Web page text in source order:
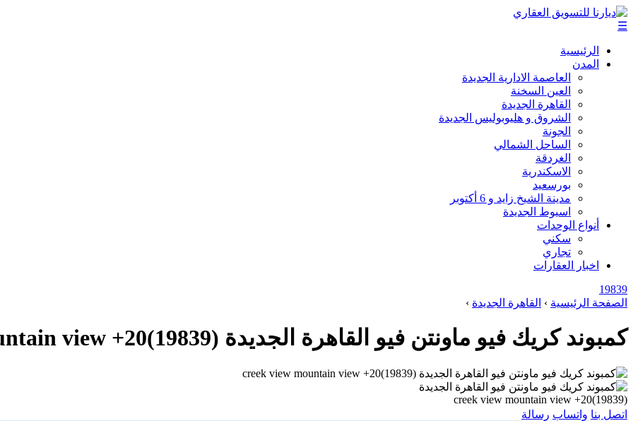
☰
الرئيسية
المدن
العاصمة الادارية الجديدة
العين السخنة
القاهرة الجديدة
الشروق و هليوبوليس الجديدة
الجونة
الساحل الشمالي
الغردقة
الاسكندرية
بورسعيد
مدينة الشيخ زايد و 6 أكتوبر
اسيوط الجديدة
أنواع الوحدات
سكني
تجاري
اخبار العقارات
19839
الصفحة الرئيسية › القاهرة الجديدة ›
كمبوند كريك فيو ماونتن فيو القاهرة الجديدة (19839)20+ creek view mountain view
اتصل بنا واتساب رسالة